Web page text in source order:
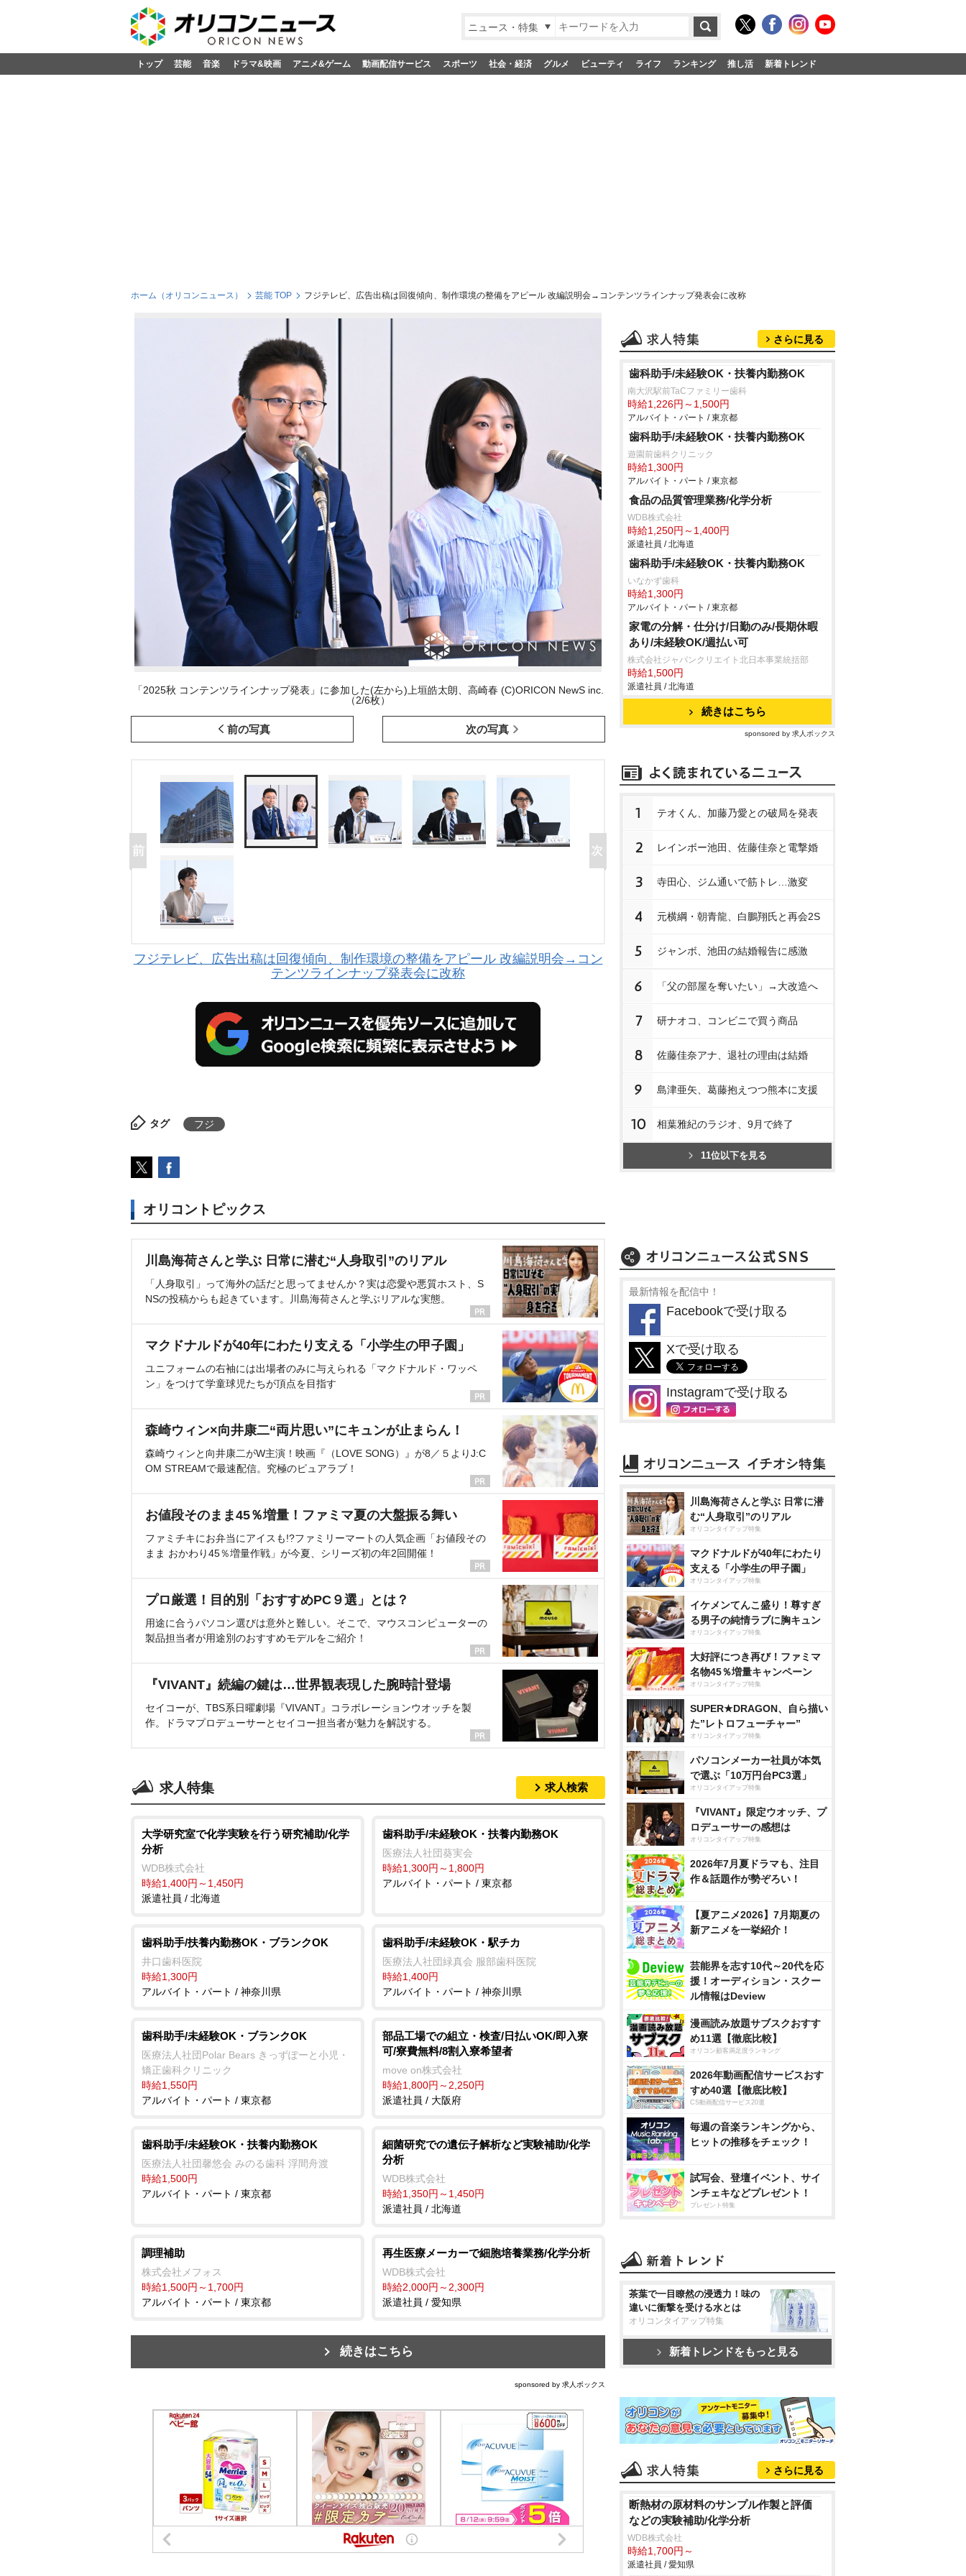
ニュース・特集
トップ 芸能 音楽 ドラマ&映画 アニメ&ゲーム 動画配信サービス スポーツ 社会・経済 グルメ ビューティ ライフ ランキング 推し活 新着トレンド
ホーム（オリコンニュース） 芸能 TOP フジテレビ、広告出稿は回復傾向、制作環境の整備をアピール 改編説明会→コンテンツラインナップ発表会に改称
「2025秋 コンテンツラインナップ発表」に参加した(左から)上垣皓太朗、高崎春 (C)ORICON NewS inc.
（2/6枚）
前の写真 次の写真
フジテレビ、広告出稿は回復傾向、制作環境の整備をアピール 改編説明会→コン
テンツラインナップ発表会に改称
タグ フジ
オリコントピックス
川島海荷さんと学ぶ 日常に潜む“人身取引”のリアル
「人身取引」って海外の話だと思ってませんか？実は恋愛や悪質ホスト、S
NSの投稿からも起きています。川島海荷さんと学ぶリアルな実態。
マクドナルドが40年にわたり支える「小学生の甲子園」
ユニフォームの右袖には出場者のみに与えられる「マクドナルド・ワッペ
ン」をつけて学童球児たちが頂点を目指す
森崎ウィン×向井康二“両片思い”にキュンが止まらん！
森崎ウィンと向井康二がW主演！映画『（LOVE SONG）』が8／５よりJ:C
OM STREAMで最速配信。究極のピュアラブ！
お値段そのまま45％増量！ファミマ夏の大盤振る舞い
ファミチキにお弁当にアイスも!?ファミリーマートの人気企画「お値段その
まま おかわり45％増量作戦」が今夏、シリーズ初の年2回開催！
プロ厳選！目的別「おすすめPC９選」とは？
用途に合うパソコン選びは意外と難しい。そこで、マウスコンピューターの
製品担当者が用途別のおすすめモデルをご紹介！
『VIVANT』続編の鍵は…世界観表現した腕時計登場
セイコーが、TBS系日曜劇場『VIVANT』コラボレーションウオッチを製
作。ドラマプロデューサーとセイコー担当者が魅力を解説する。
求人特集 求人検索
大学研究室で化学実験を行う研究補助/化学
分析
WDB株式会社
時給1,400円～1,450円
派遣社員 / 北海道
歯科助手/未経験OK・扶養内勤務OK
医療法人社団葵実会
時給1,300円～1,800円
アルバイト・パート / 東京都
歯科助手/扶養内勤務OK・ブランクOK
井口歯科医院
時給1,300円
アルバイト・パート / 神奈川県
歯科助手/未経験OK・駅チカ
医療法人社団緑真会 服部歯科医院
時給1,400円
アルバイト・パート / 神奈川県
歯科助手/未経験OK・ブランクOK
医療法人社団Polar Bears きっずぽーと小児・
矯正歯科クリニック
時給1,550円
アルバイト・パート / 東京都
部品工場での組立・検査/日払いOK/即入寮
可/寮費無料/8割入寮希望者
move on株式会社
時給1,800円～2,250円
派遣社員 / 大阪府
歯科助手/未経験OK・扶養内勤務OK
医療法人社団馨悠会 みのる歯科 浮間舟渡
時給1,500円
アルバイト・パート / 東京都
細菌研究での遺伝子解析など実験補助/化学
分析
WDB株式会社
時給1,350円～1,450円
派遣社員 / 北海道
調理補助
株式会社メフォス
時給1,500円～1,700円
アルバイト・パート / 東京都
再生医療メーカーで細胞培養業務/化学分析
WDB株式会社
時給2,000円～2,300円
派遣社員 / 愛知県
続きはこちら
sponsored by 求人ボックス
さらに見る
歯科助手/未経験OK・扶養内勤務OK
南大沢駅前TaCファミリー歯科
時給1,226円～1,500円
アルバイト・パート / 東京都
歯科助手/未経験OK・扶養内勤務OK
遊園前歯科クリニック
時給1,300円
アルバイト・パート / 東京都
食品の品質管理業務/化学分析
WDB株式会社
時給1,250円～1,400円
派遣社員 / 北海道
歯科助手/未経験OK・扶養内勤務OK
いなかず歯科
時給1,300円
アルバイト・パート / 東京都
家電の分解・仕分け/日勤のみ/長期休暇
あり/未経験OK/週払い可
株式会社ジャパンクリエイト北日本事業統括部
時給1,500円
派遣社員 / 北海道
続きはこちら
sponsored by 求人ボックス
1 テオくん、加藤乃愛との破局を発表
2 レインボー池田、佐藤佳奈と電撃婚
3 寺田心、ジム通いで筋トレ…激変
4 元横綱・朝青龍、白鵬翔氏と再会2S
5 ジャンボ、池田の結婚報告に感激
6 「父の部屋を奪いたい」→大改造へ
7 研ナオコ、コンビニで買う商品
8 佐藤佳奈アナ、退社の理由は結婚
9 島津亜矢、葛藤抱えつつ熊本に支援
10 相葉雅紀のラジオ、9月で終了
11位以下を見る
最新情報を配信中！
Facebookで受け取る
Xで受け取る
Instagramで受け取る
川島海荷さんと学ぶ 日常に潜
む“人身取引”のリアル
オリコンタイアップ特集
マクドナルドが40年にわたり
支える「小学生の甲子園」
オリコンタイアップ特集
イケメンてんこ盛り！尊すぎ
る男子の純情ラブに胸キュン
オリコンタイアップ特集
大好評につき再び！ファミマ
名物45％増量キャンペーン
オリコンタイアップ特集
SUPER★DRAGON、自ら描い
た”レトロフューチャー”
オリコンタイアップ特集
パソコンメーカー社員が本気
で選ぶ「10万円台PC3選」
オリコンタイアップ特集
『VIVANT』限定ウオッチ、プ
ロデューサーの感想は
オリコンタイアップ特集
2026年7月夏ドラマも、注目
作＆話題作が勢ぞろい！
【夏アニメ2026】7月期夏の
新アニメを一挙紹介！
芸能界を志す10代～20代を応
援！オーディション・スクー
ル情報はDeview
漫画読み放題サブスクおすす
め11選【徹底比較】
オリコン顧客満足度ランキング
2026年動画配信サービスおす
すめ40選【徹底比較】
CS動画配信サービス20選
毎週の音楽ランキングから、
ヒットの推移をチェック！
試写会、登壇イベント、サイ
ンチェキなどプレゼント！
プレゼント特集
茶葉で一目瞭然の浸透力！味の
違いに衝撃を受ける水とは
オリコンタイアップ特集
新着トレンドをもっと見る
さらに見る
断熱材の原材料のサンプル作製と評価
などの実験補助/化学分析
WDB株式会社
時給1,700円～
派遣社員 / 愛知県